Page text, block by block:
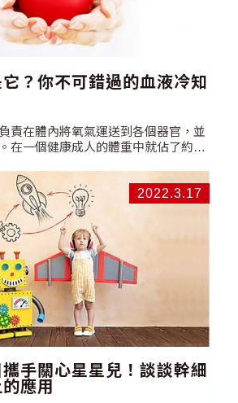
？你不可錯過的血液冷知
責在體內將氧氣運送到各個器官，並
在一個健康成人的體重中就佔了約
囉！ 血球細胞貯存的要點－血液製品
保存上必須：防止凝固、保證細胞新
延長在體外的壽命、保證輸給病人後
因此在保存時要加入抗凝劑、細胞新
度控制在一定的範圍內。 各種血球
法、保存期都不盡相同，例如全血和
內可保存35天；血小板保存於特
內並不斷振盪，可保存5天；新鮮冰
行血液供應作業，血液
經過檢測、成分製備、入庫、發放等
用於臨床輸注的血液成分，自血液採
入庫，都需經過一段時間的儲存
，要維持血液成分的有效活性，儲存
。以紅血球濃厚液而言在輸血前最多
所添加的保存液有不同的保存期限，
手關心星星兒！談談幹細
應用
2022.3.17